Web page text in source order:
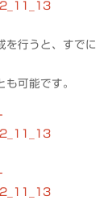
を行うと、すでに
可能です。